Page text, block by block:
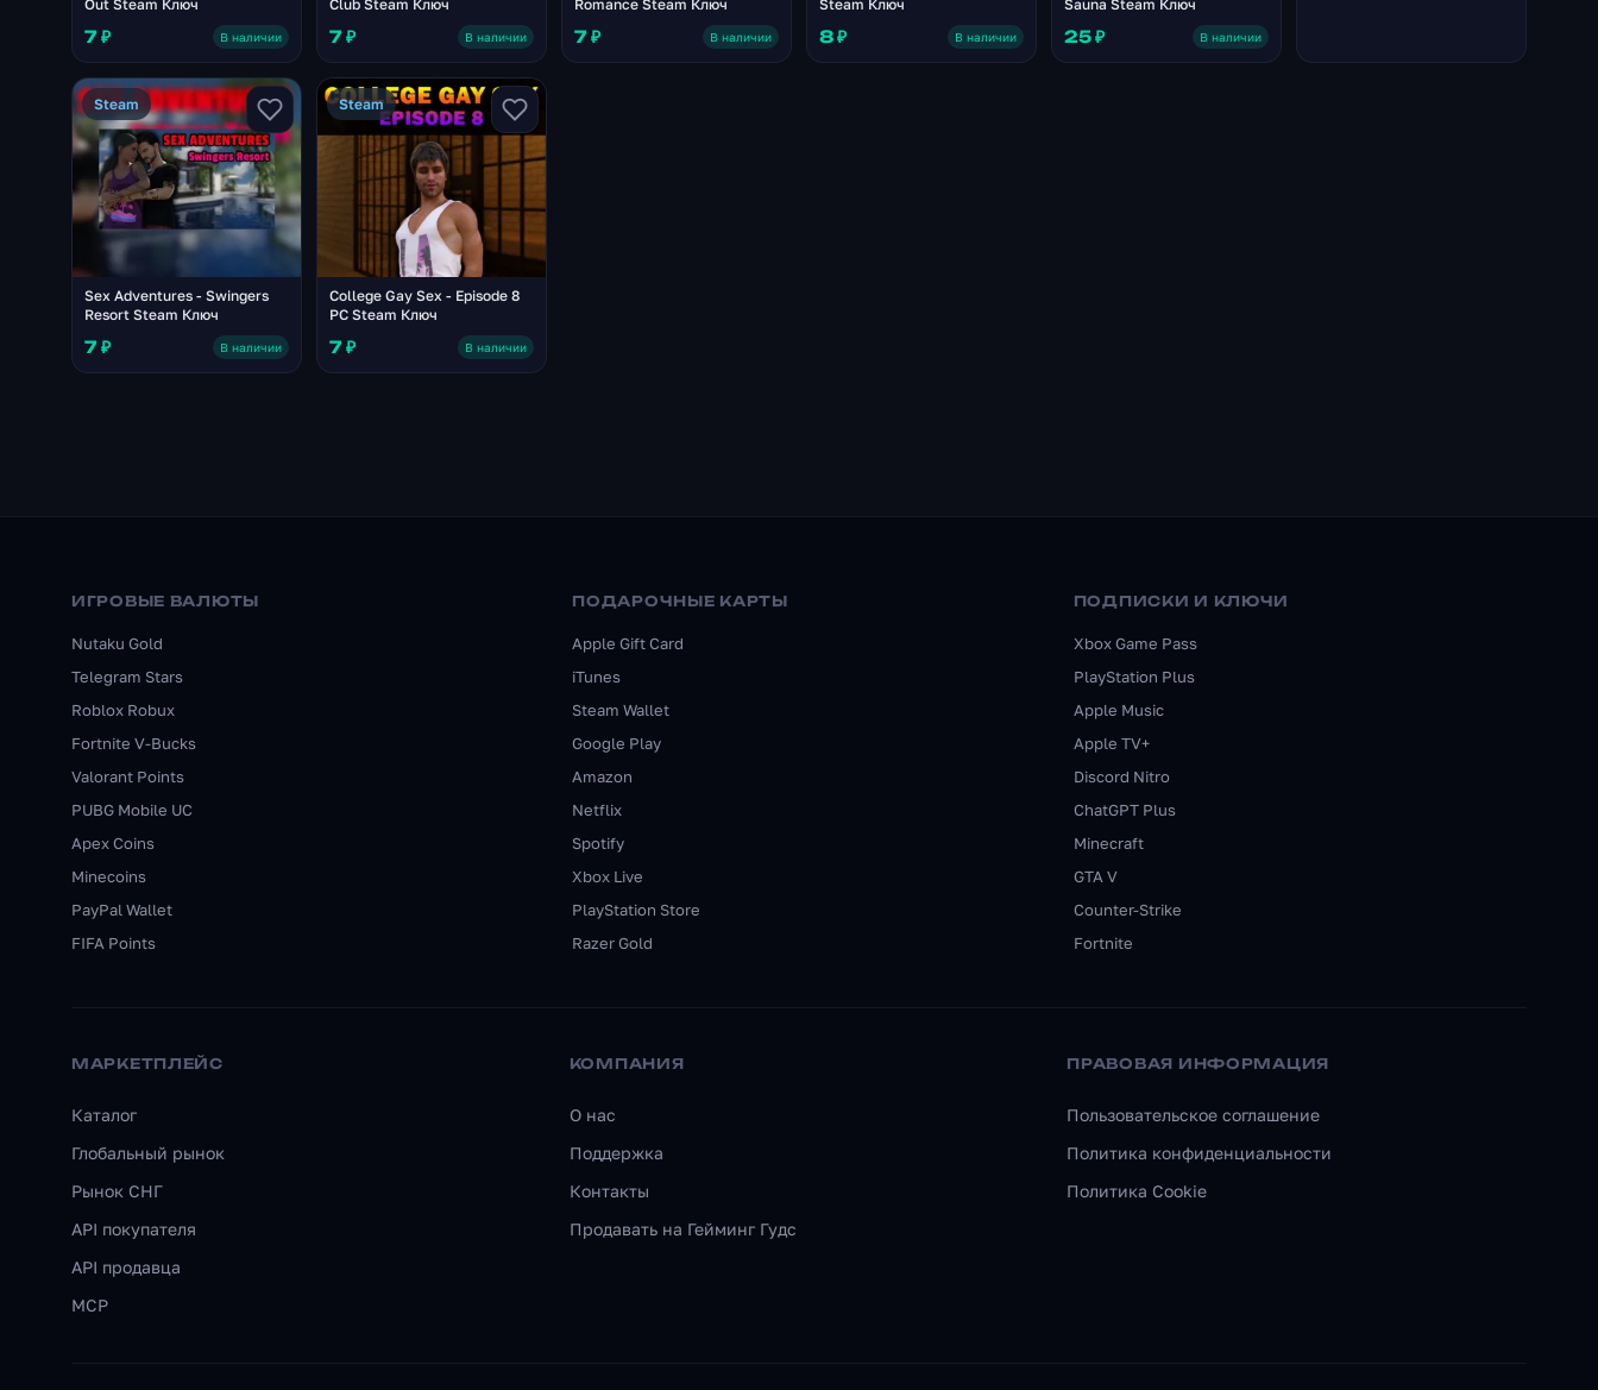
Out Steam Ключ
7 ₽ В наличии
Club Steam Ключ
7 ₽ В наличии
Romance Steam Ключ
7 ₽ В наличии
Steam Ключ
8 ₽ В наличии
Sauna Steam Ключ
25 ₽ В наличии
Steam
Sex Adventures - Swingers
Resort Steam Ключ
7 ₽ В наличии
Steam
College Gay Sex - Episode 8
PC Steam Ключ
7 ₽ В наличии
ИГРОВЫЕ ВАЛЮТЫ
Nutaku Gold
Telegram Stars
Roblox Robux
Fortnite V-Bucks
Valorant Points
PUBG Mobile UC
Apex Coins
Minecoins
PayPal Wallet
FIFA Points
ПОДАРОЧНЫЕ КАРТЫ
Apple Gift Card
iTunes
Steam Wallet
Google Play
Amazon
Netflix
Spotify
Xbox Live
PlayStation Store
Razer Gold
ПОДПИСКИ И КЛЮЧИ
Xbox Game Pass
PlayStation Plus
Apple Music
Apple TV+
Discord Nitro
ChatGPT Plus
Minecraft
GTA V
Counter-Strike
Fortnite
МАРКЕТПЛЕЙС
Каталог
Глобальный рынок
Рынок СНГ
API покупателя
API продавца
MCP
КОМПАНИЯ
О нас
Поддержка
Контакты
Продавать на Гейминг Гудс
ПРАВОВАЯ ИНФОРМАЦИЯ
Пользовательское соглашение
Политика конфиденциальности
Политика Cookie